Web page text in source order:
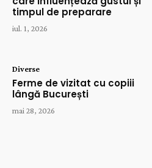
timpul de preparare
iul. 1, 2026
Diverse
Ferme de vizitat cu copiii
lângă București
mai 28, 2026